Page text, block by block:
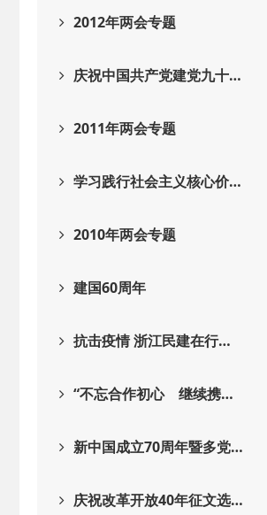
2012年两会专题
庆祝中国共产党建党九十…
2011年两会专题
学习践行社会主义核心价…
2010年两会专题
建国60周年
抗击疫情 浙江民建在行…
“不忘合作初心 继续携…
新中国成立70周年暨多党…
庆祝改革开放40年征文选…